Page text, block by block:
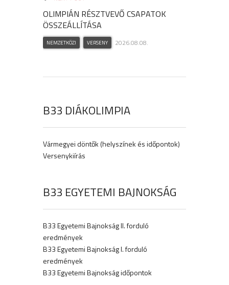
OLIMPIÁN RÉSZTVEVŐ CSAPATOK
ÖSSZEÁLLÍTÁSA
NEMZETKÖZI VERSENY 2026.08.08.
B33 DIÁKOLIMPIA
Vármegyei döntők (helyszínek és időpontok)
Versenykiírás
B33 EGYETEMI BAJNOKSÁG
B33 Egyetemi Bajnokság II. forduló
eredmények
B33 Egyetemi Bajnokság I. forduló
eredmények
B33 Egyetemi Bajnokság időpontok